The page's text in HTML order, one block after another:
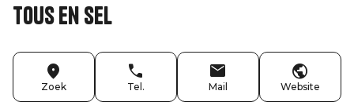
Tous en sel
Zoek Tel. Mail Website